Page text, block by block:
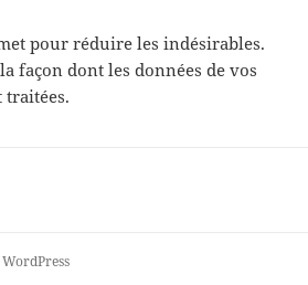
pour réduire les indésirables.
façon dont les données de vos
traitées.